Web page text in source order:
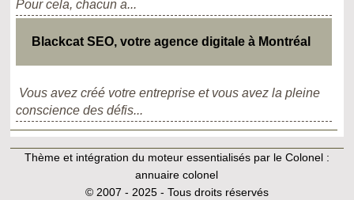
Pour cela, chacun a...
Blackcat SEO, votre agence digitale à Montréal
Vous avez créé votre entreprise et vous avez la pleine
conscience des défis...
Thème et intégration du moteur essentialisés par le Colonel :
annuaire colonel
© 2007 - 2025 - Tous droits réservés